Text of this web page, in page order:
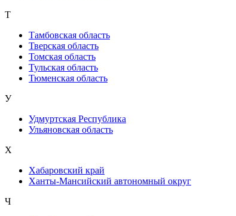
Т
Тамбовская область
Тверская область
Томская область
Тульская область
Тюменская область
У
Удмуртская Республика
Ульяновская область
Х
Хабаровский край
Ханты-Мансийский автономный округ
Ч